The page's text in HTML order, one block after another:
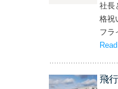
社長
格祝
フラ
飛